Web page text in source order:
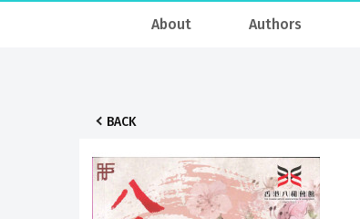
About Authors
BACK